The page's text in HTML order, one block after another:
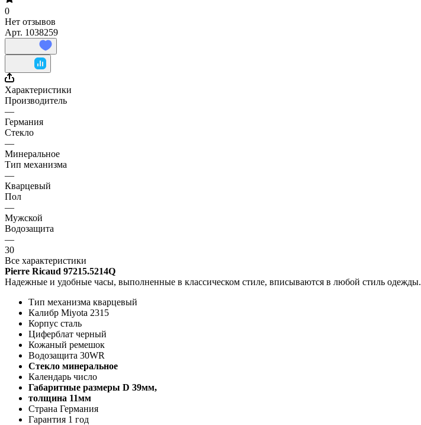
0
Нет отзывов
Арт. 1038259
Характеристики
Производитель
—
Германия
Стекло
—
Минеральное
Тип механизма
—
Кварцевый
Пол
—
Мужской
Водозащита
—
30
Все характеристики
Pierre Ricaud 97215.5214Q
Надежные и удобные часы, выполненные в классическом стиле, вписываются в любой стиль одежды.
Тип механизма кварцевый
Калибр Miyota 2315
Корпус сталь
Циферблат черный
Кожаный ремешок
Водозащита 30WR
Стекло минеральное
Календарь число
Габаритные размеры D 39мм,
толщина 11мм
Страна Германия
Гарантия 1 год